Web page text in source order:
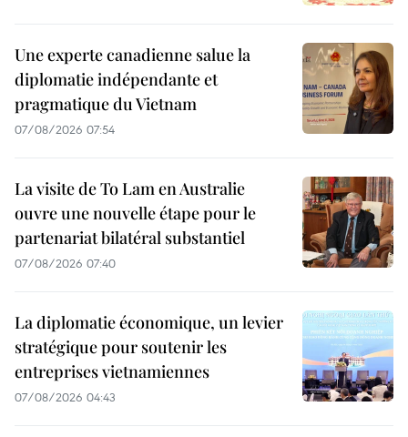
Une experte canadienne salue la
diplomatie indépendante et
pragmatique du Vietnam
07/08/2026 07:54
La visite de To Lam en Australie
ouvre une nouvelle étape pour le
partenariat bilatéral substantiel
07/08/2026 07:40
La diplomatie économique, un levier
stratégique pour soutenir les
entreprises vietnamiennes
07/08/2026 04:43